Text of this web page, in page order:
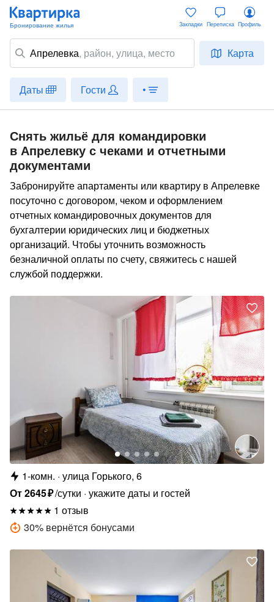
Апрелевка, район, улица, место Карта
Закладки Переписка Профиль
Даты Гости •
Снять жильё для командировки
в Апрелевку с чеками и отчетными
документами
Забронируйте апартаменты или квартиру в Апрелевке
посуточно с договором, чеком и оформлением
отчетных командировочных документов для
бухгалтерии юридических лиц и бюджетных
организаций. Чтобы уточнить возможность
безналичной оплаты по счету, свяжитесь с нашей
службой поддержки.
1-комн. улица Горького, 6
От2645₽/сутки укажите даты и гостей
1 отзыв
30% вернётся бонусами